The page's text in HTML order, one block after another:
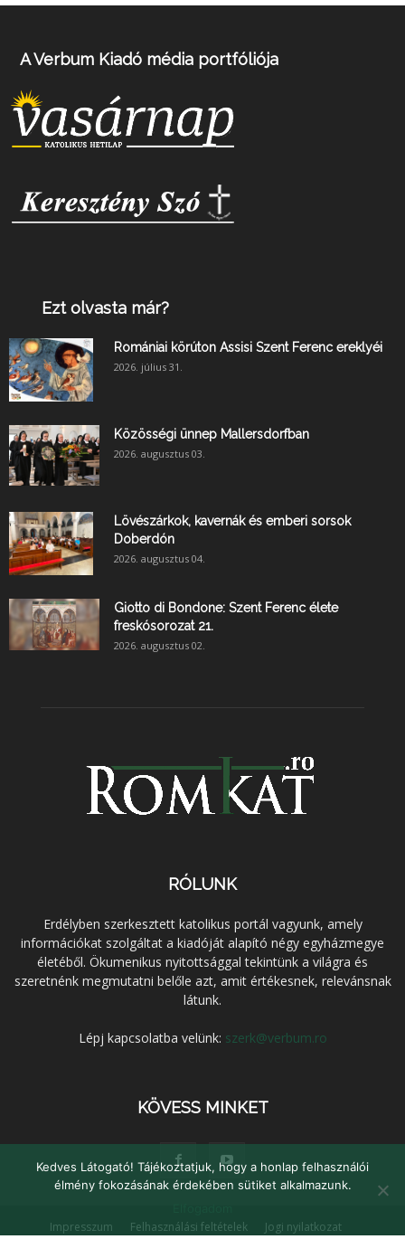
A Verbum Kiadó média portfóliója
Ezt olvasta már?
Romániai körúton Assisi Szent Ferenc ereklyéi
2026. július 31.
Közösségi ünnep Mallersdorfban
2026. augusztus 03.
Lövészárkok, kavernák és emberi sorsok
Doberdón
2026. augusztus 04.
Giotto di Bondone: Szent Ferenc élete
freskósorozat 21.
2026. augusztus 02.
RÓLUNK
Erdélyben szerkesztett katolikus portál vagyunk, amely
információkat szolgáltat a kiadóját alapító négy egyházmegye
életéből. Ökumenikus nyitottsággal tekintünk a világra és
szeretnénk megmutatni belőle azt, amit értékesnek, relevánsnak
látunk.
Lépj kapcsolatba velünk: szerk@verbum.ro
KÖVESS MINKET
Impresszum Felhasználási feltételek
Jogi nyilatkozat
Kedves Látogató! Tájékoztatjuk, hogy a honlap felhasználói
élmény fokozásának érdekében sütiket alkalmazunk.